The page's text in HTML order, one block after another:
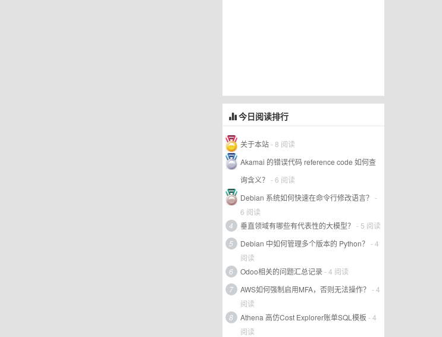
今日阅读排行
关于本站- 8 阅读
Akamai 的错误代码 reference code 如何查
询含义？ - 6 阅读
Debian 系统如何快速在命令行修改语言？ -
6 阅读
4
垂直领域有哪些有代表性的大模型？ - 5 阅读
5
Debian 中如何管理多个版本的 Python？ - 4
阅读
6
Odoo相关的问题汇总记录- 4 阅读
7
AWS如何强制启用MFA，否则无法操作？ - 4
阅读
8
Athena 高仿Cost Explorer账单SQL模板 - 4
阅读